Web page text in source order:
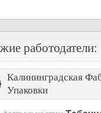
работодатели:
Калининградская
Упаковки